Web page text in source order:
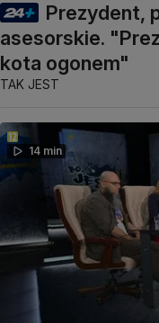
Prezydent,
asesorskie.
kota ogonem"
TAK JEST
14 min